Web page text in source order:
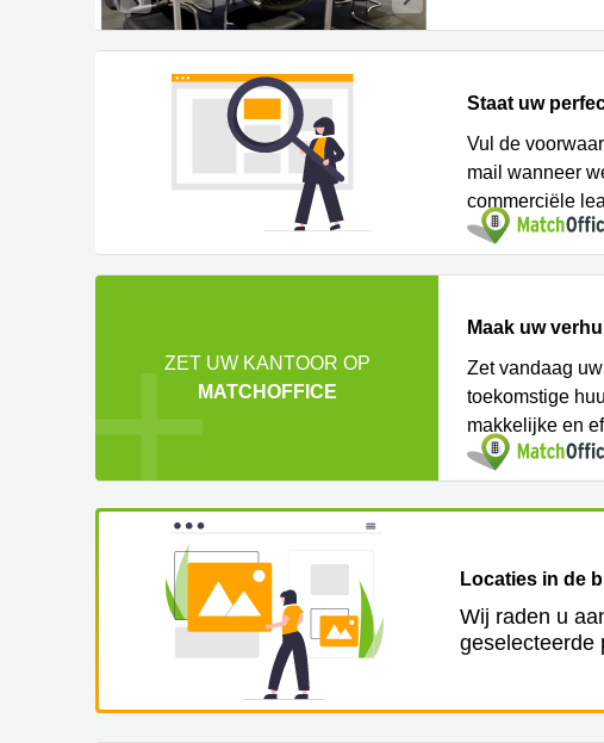
Staat uw
Vul de
mail wanneer
commerciële
ZET UW KANTOOR OP
MATCHOFFICE
Maak uw
Zet vandaag
toekomstige
makkelijke en
Locaties in de
Wij raden u
geselecteerde